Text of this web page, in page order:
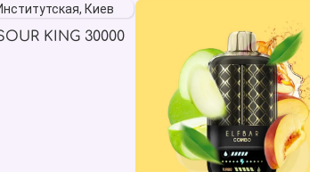
KING 30000